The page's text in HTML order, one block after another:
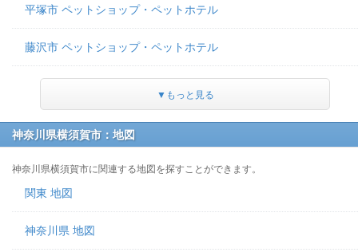
平塚市 ペットショップ・ペットホテル
藤沢市 ペットショップ・ペットホテル
▼もっと見る
神奈川県横須賀市：地図
神奈川県横須賀市に関連する地図を探すことができます。
関東 地図
神奈川県 地図